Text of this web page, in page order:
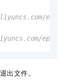
epel-
出文件。